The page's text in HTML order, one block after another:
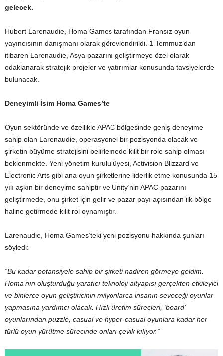
gelecek.
Hubert Larenaudie, Homa Games tarafından Fransız oyun
yayıncısının danışmanı olarak görevlendirildi. 1 Temmuz’dan
itibaren Larenaudie, Asya pazarını geliştirmeye özel olarak
odaklanarak stratejik projeler ve yatırımlar konusunda tavsiyelerde
bulunacak.
Deneyimli İsim Homa Games’te
Oyun sektöründe ve özellikle APAC bölgesinde geniş deneyime
sahip olan Larenaudie, operasyonel bir pozisyonda olacak ve
şirketin büyüme stratejisini belirlemede kilit bir role sahip olması
beklenmekte. Yeni yönetim kurulu üyesi, Activision Blizzard ve
Electronic Arts gibi ana oyun şirketlerine liderlik etme konusunda 15
yılı aşkın bir deneyime sahiptir ve Unity’nin APAC pazarını
geliştirmede, onu şirket için gelir ve pazar payı açısından ilk bölge
haline getirmede kilit rol oynamıştır.
Larenaudie, Homa Games’teki yeni pozisyonu hakkında şunları
söyledi:
“Bu kadar potansiyele sahip bir şirketi nadiren görmeye geldim.
Homa’nın oluşturduğu yaratıcı teknoloji altyapısı gerçekten etkileyici
ve binlerce oyun geliştiricinin milyonlarca insanın seveceği oyunlar
yapmasına yardımcı olacak. Hızlı üretim süreçleri, ‘board’
oyunlarından puzzle, casual ve hyper-casual oyunlara kadar her
türlü oyun yürütme sürecinde onları çevik kılıyor.”